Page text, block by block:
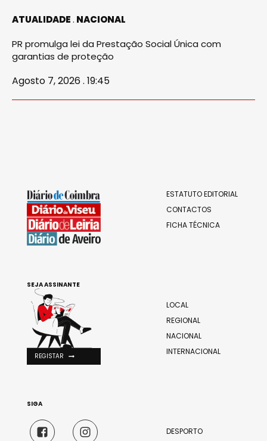
ATUALIDADE NACIONAL
PR promulga lei da Prestação Social Única com
garantias de proteção
Agosto 7, 2026 . 19:45
ESTATUTO EDITORIAL
CONTACTOS
FICHA TÉCNICA
LOCAL
REGIONAL
NACIONAL
INTERNACIONAL
DESPORTO
SEJA ASSINANTE
REGISTAR
SIGA